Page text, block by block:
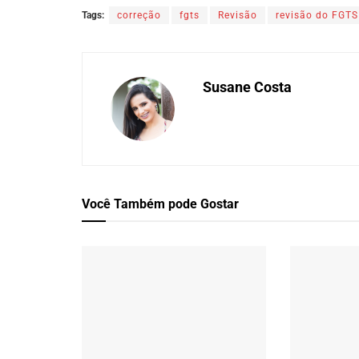
Tags: correção fgts Revisão revisão do FGTS
Susane Costa
Você Também pode Gostar